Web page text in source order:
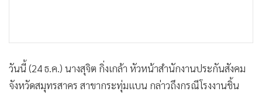
วันนี้ (24 ธ.ค.) นางสุจิต กิ่งเกล้า หัวหน้าสำนักงานประกันสังคม
จังหวัดสมุทรสาคร สาขากระทุ่มแบน กล่าวถึงกรณีโรงงานชิ้น